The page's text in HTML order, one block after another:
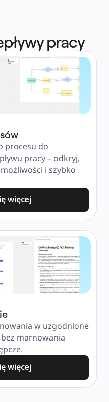
pracy
procesu do
pracy – odkryj,
i szybko
więcej
w uzgodnione
marnowania
więcej